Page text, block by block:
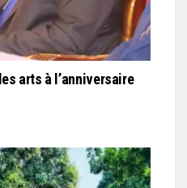
arts à l’anniversaire